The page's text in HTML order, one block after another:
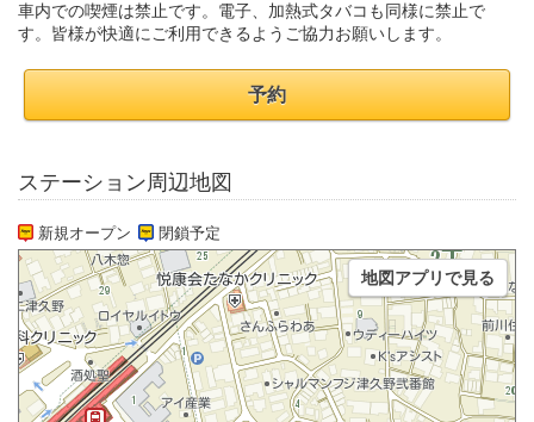
車内での喫煙は禁止です。電子、加熱式タバコも同様に禁止で
す。皆様が快適にご利用できるようご協力お願いします。
予約
ステーション周辺地図
新規オープン 閉鎖予定
地図アプリで見る